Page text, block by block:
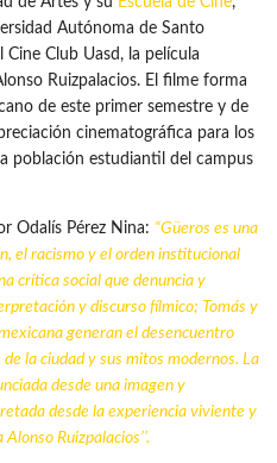
Autónoma de Santo
Cine Club Uasd, la película
Ruizpalacios. El filme forma
de este primer semestre y de
cinematográfica para los
población estudiantil del campus
Odalís Pérez Nina: “Güeros es una
el racismo y el orden institucional
crítica social que denuncia y
y discurso fílmico; Tomás y
generan el desencuentro
la ciudad y sus mitos modernos. La
desde una imagen y
desde la experiencia viviente y
Ruizpalacios’’.